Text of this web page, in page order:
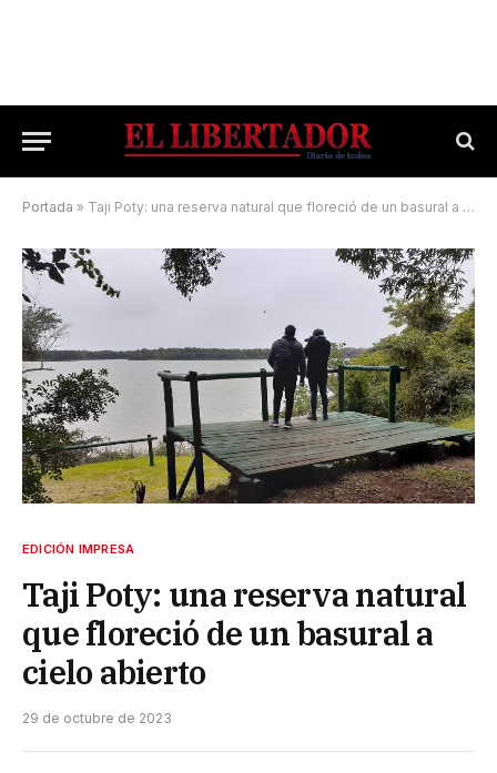
Portada » Taji Poty: una reserva natural que floreció de un basural a cielo abierto
EDICIÓN IMPRESA
Taji Poty: una reserva natural
que floreció de un basural a
cielo abierto
29 de octubre de 2023